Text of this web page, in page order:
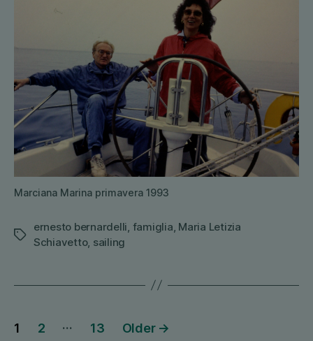
Marciana Marina primavera 1993
Tags
ernesto bernardelli famiglia Maria Letizia
Schiavetto, sailing
Posts
1 2 … 13 Older →